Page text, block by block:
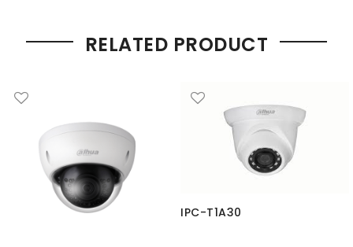
RELATED PRODUCT
IPC-T1A30